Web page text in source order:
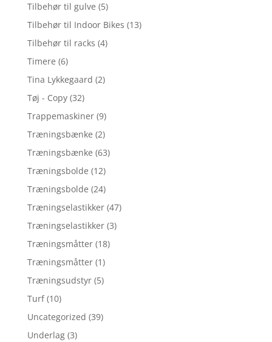
Tilbehør til gulve (5)
Tilbehør til Indoor Bikes (13)
Tilbehør til racks (4)
Timere (6)
Tina Lykkegaard (2)
Tøj - Copy (32)
Trappemaskiner (9)
Træningsbænke (2)
Træningsbænke (63)
Træningsbolde (12)
Træningsbolde (24)
Træningselastikker (47)
Træningselastikker (3)
Træningsmåtter (18)
Træningsmåtter (1)
Træningsudstyr (5)
Turf (10)
Uncategorized (39)
Underlag (3)